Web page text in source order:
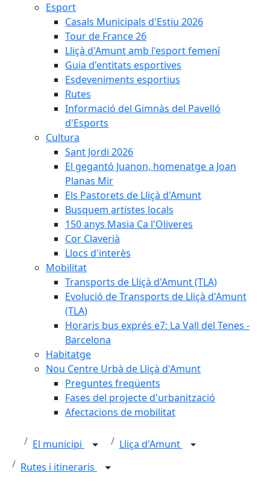
Esport
Casals Municipals d'Estiu 2026
Tour de France 26
Lliçà d'Amunt amb l'esport femení
Guia d'entitats esportives
Esdeveniments esportius
Rutes
Informació del Gimnàs del Pavelló
d'Esports
Cultura
Sant Jordi 2026
El gegantó Juanon, homenatge a Joan
Planas Mir
Els Pastorets de Lliçà d'Amunt
Busquem artistes locals
150 anys Masia Ca l'Oliveres
Cor Claverià
Llocs d'interès
Mobilitat
Transports de Lliçà d'Amunt (TLA)
Evolució de Transports de Lliçà d'Amunt
(TLA)
Horaris bus exprés e7: La Vall del Tenes -
Barcelona
Habitatge
Nou Centre Urbà de Lliçà d'Amunt
Preguntes freqüents
Fases del projecte d'urbanització
Afectacions de mobilitat
El municipi
Lliça d'Amunt
Rutes i itineraris